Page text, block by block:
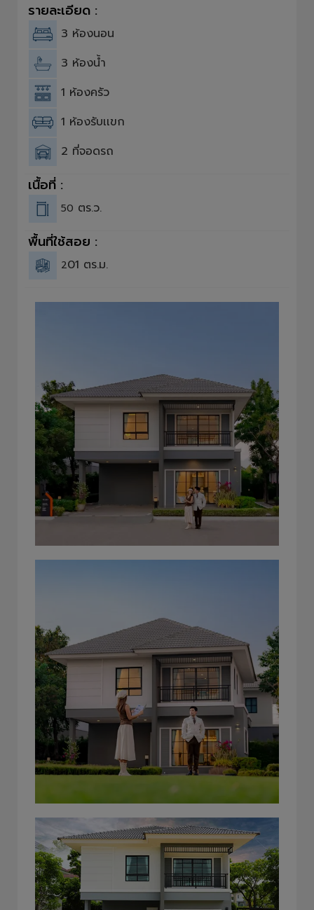
รายละเอียด :
3 ห้องนอน
3 ห้องน้ำ
1 ห้องครัว
1 ห้องรับเเขก
2 ที่จอดรถ
เนื้อที่ :
50 ตร.ว.
พื้นที่ใช้สอย :
201 ตร.ม.